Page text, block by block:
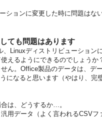
ションに変更した時に問題はな
ても問題はあります
Linuxディストリビューション
えるようにできるのでしょうか
ん。Office製品のデータは、デ
になると思います（やはり、完
は、どうするか…。
用データ（よく言われるCSV